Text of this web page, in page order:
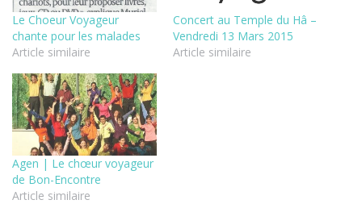
Le Choeur Voyageur
chante pour les malades
Article similaire
Concert au Temple du Hâ –
Vendredi 13 Mars 2015
Article similaire
Agen | Le chœur voyageur
de Bon-Encontre
Article similaire